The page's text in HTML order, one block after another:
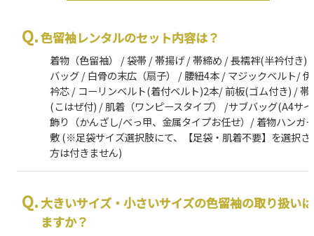
色留袖レンタルのセット内容は？
着物（色留袖） / 袋帯 / 帯揚げ / 帯締め / 長襦袢(半衿付き)
バッグ / 白骨の末広（扇子） / 腰紐4本 / マジックベルト/
衿芯 / コーリンベルト(着付ベルト)2本/ 前板(ゴム付き) / 帯
(こはぜ付) / 肌着（ワンピースタイプ） /サブバッグ(A4サ
飾り（かんざし/べっ甲、金属タイプお任せ）/ 着物ハンガ
敷 (※足袋サイズ選択肢にて、【足袋・肌着不要】を選択さ
方は付きません)
大きいサイズ・小さいサイズの色留袖の取り扱い
ますか？